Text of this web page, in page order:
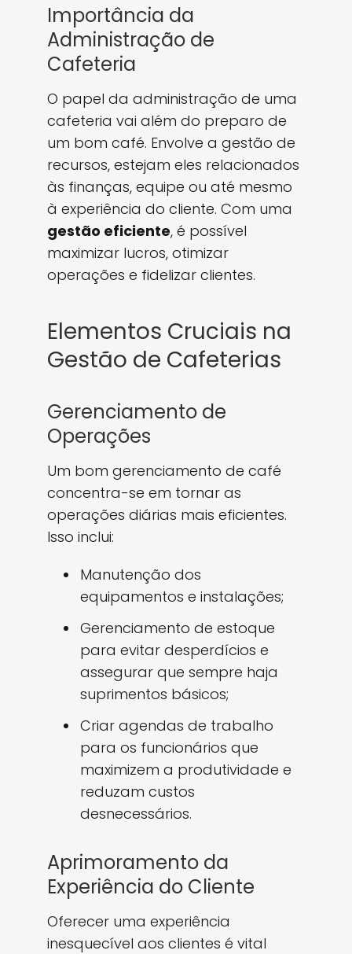
Importância da
Administração de
Cafeteria
O papel da administração de uma
cafeteria vai além do preparo de
um bom café. Envolve a gestão de
recursos, estejam eles relacionados
às finanças, equipe ou até mesmo
à experiência do cliente. Com uma
gestão eficiente, é possível
maximizar lucros, otimizar
operações e fidelizar clientes.
Elementos Cruciais na
Gestão de Cafeterias
Gerenciamento de
Operações
Um bom gerenciamento de café
concentra-se em tornar as
operações diárias mais eficientes.
Isso inclui:
Manutenção dos
equipamentos e instalações;
Gerenciamento de estoque
para evitar desperdícios e
assegurar que sempre haja
suprimentos básicos;
Criar agendas de trabalho
para os funcionários que
maximizem a produtividade e
reduzam custos
desnecessários.
Aprimoramento da
Experiência do Cliente
Oferecer uma experiência
inesquecível aos clientes é vital